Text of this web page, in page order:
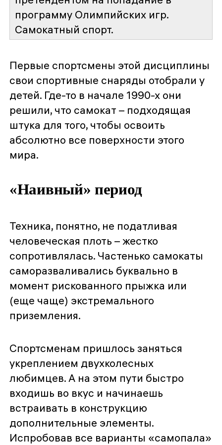
программу Олимпийских игр.
Самокатный спорт.
Первые спортсмены этой дисциплины
свои спортивные снаряды отобрали у
детей. Где-то в начале 1990-х они
решили, что самокат – подходящая
штука для того, чтобы освоить
абсолютно все поверхности этого
мира.
«Наивный» период
Техника, понятно, не податливая
человеческая плоть – жестко
сопротивлялась. Частенько самокаты
саморазваливались буквально в
момент рискованного прыжка или
(еще чаще) экстремального
приземления.
Спортсменам пришлось заняться
укреплением двухколесных
любимцев. А на этом пути быстро
входишь во вкус и начинаешь
встраивать в конструкцию
дополнительные элементы.
Испробовав все варианты «самопала»